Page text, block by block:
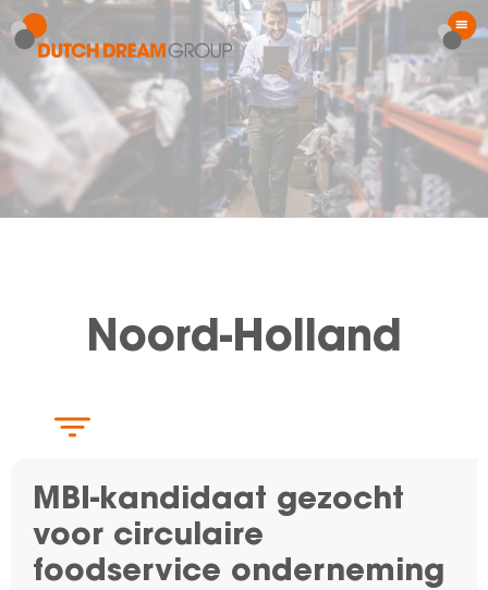
Noord-Holland
MBI-kandidaat gezocht
voor circulaire
foodservice onderneming